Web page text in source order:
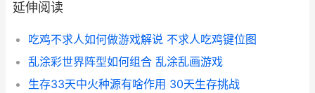
延伸阅读
吃鸡不求人如何做游戏解说 不求人吃鸡键位图
乱涂彩世界阵型如何组合 乱涂乱画游戏
生存33天中火种源有啥作用 30天生存挑战